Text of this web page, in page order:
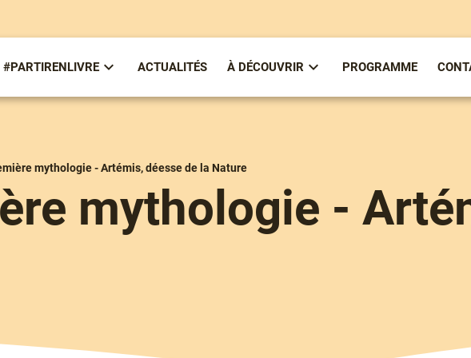
#PARTIRENLIVRE
Sous-
#partirenlivre
ACTUALITÉS À DÉCOUVRIR
Sous-
À
PROGRAMME
mythologie - Artémis, déesse de la Nature
mythologie -